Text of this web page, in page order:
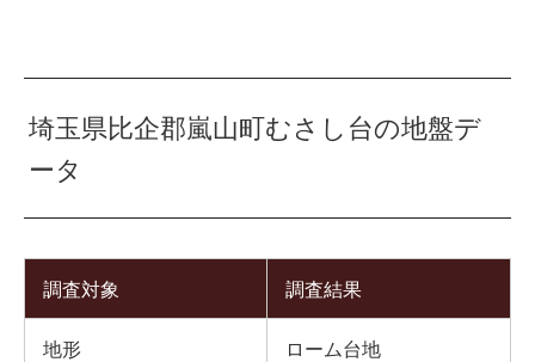
埼玉県比企郡嵐山町むさし台の地盤デ
ータ
調査対象 調査結果
地形 ローム台地